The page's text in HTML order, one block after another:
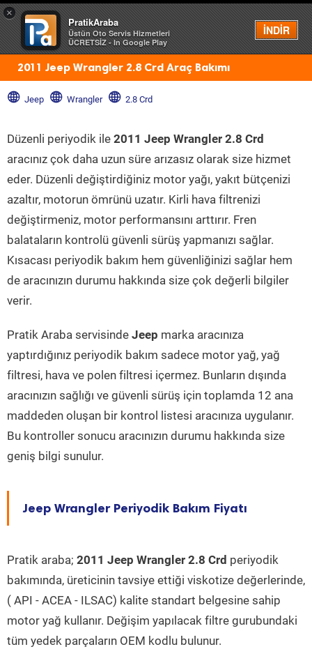
×
PratikAraba
Üstün Oto Servis Hizmetleri
ÜCRETSİZ - In Google Play
İNDİR
Menü
2011 Jeep Wrangler 2.8 Crd Araç Bakımı
Jeep Wrangler 2.8 Crd
Düzenli periyodik ile 2011 Jeep Wrangler 2.8 Crd
aracınız çok daha uzun süre arızasız olarak size hizmet
eder. Düzenli değiştirdiğiniz motor yağı, yakıt bütçenizi
azaltır, motorun ömrünü uzatır. Kirli hava filtrenizi
değiştirmeniz, motor performansını arttırır. Fren
balataların kontrolü güvenli sürüş yapmanızı sağlar.
Kısacası periyodik bakım hem güvenliğinizi sağlar hem
de aracınızın durumu hakkında size çok değerli bilgiler
verir.
Pratik Araba servisinde Jeep marka aracınıza
yaptırdığınız periyodik bakım sadece motor yağ, yağ
filtresi, hava ve polen filtresi içermez. Bunların dışında
aracınızın sağlığı ve güvenli sürüş için toplamda 12 ana
maddeden oluşan bir kontrol listesi aracınıza uygulanır.
Bu kontroller sonucu aracınızın durumu hakkında size
geniş bilgi sunulur.
Jeep Wrangler Periyodik Bakım Fiyatı
Pratik araba; 2011 Jeep Wrangler 2.8 Crd periyodik
bakımında, üreticinin tavsiye ettiği viskotize değerlerinde,
( API - ACEA - ILSAC) kalite standart belgesine sahip
motor yağ kullanır. Değişim yapılacak filtre gurubundaki
tüm yedek parçaların OEM kodlu bulunur.